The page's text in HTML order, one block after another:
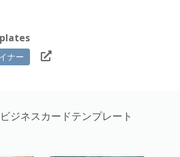
ナー
ジネスカードテンプレート